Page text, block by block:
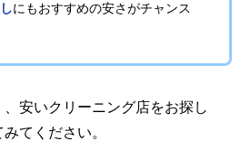
にもおすすめの安さがチャンス
安いクリーニング店をお探し
てください。